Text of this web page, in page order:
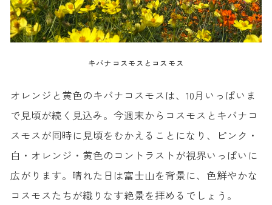
キバナコスモスとコスモス
オレンジと黄色のキバナコスモスは、10月いっぱいま
で見頃が続く見込み。今週末からコスモスとキバナコ
スモスが同時に見頃をむかえることになり、ピンク・
白・オレンジ・黄色のコントラストが視界いっぱいに
広がります。晴れた日は富士山を背景に、色鮮やかな
コスモスたちが織りなす絶景を拝めるでしょう。